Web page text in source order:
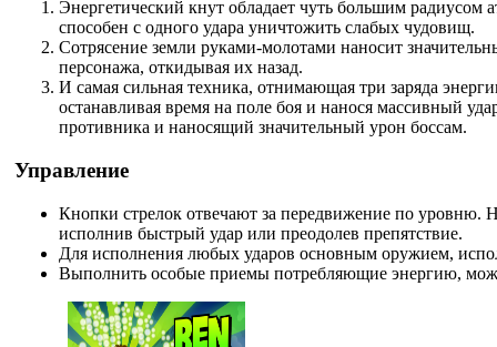
Энергетический кнут обладает чуть большим радиусом
способен с одного удара уничтожить слабых чудовищ.
Сотрясение земли руками-молотами наносит
персонажа, откидывая их назад.
И самая сильная техника, отнимающая три заряда
останавливая время на поле боя и нанося массивный
противника и наносящий значительный урон боссам.
Управление
Кнопки стрелок отвечают за передвижение по
исполнив быстрый удар или преодолев препятствие.
Для исполнения любых ударов основным оружием,
Выполнить особые приемы потребляющие энергию,